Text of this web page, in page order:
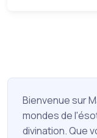
Bienvenue sur
mondes de
divination. Que